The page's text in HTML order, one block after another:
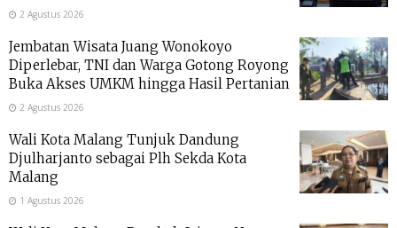
2 Agustus 2026
Jembatan Wisata Juang Wonokoyo
Diperlebar, TNI dan Warga Gotong Royong
Buka Akses UMKM hingga Hasil Pertanian
2 Agustus 2026
Wali Kota Malang Tunjuk Dandung
Djulharjanto sebagai Plh Sekda Kota
Malang
1 Agustus 2026